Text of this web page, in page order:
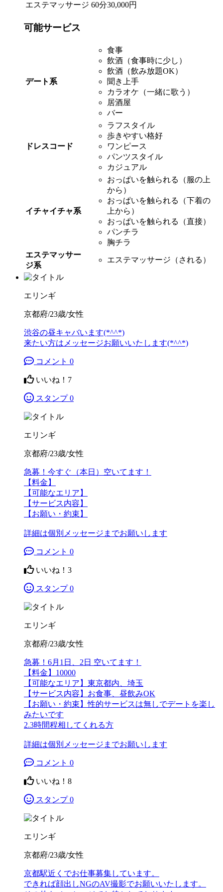
エステマッサージ 60分30,000円
可能サービス
デート系
食事
飲酒（食事時に少し）
飲酒（飲み放題OK）
聞き上手
カラオケ（一緒に歌う）
居酒屋
バー
ドレスコード
ラフスタイル
歩きやすい格好
ワンピース
パンツスタイル
カジュアル
イチャイチャ系
おっぱいを触られる（服の上
から）
おっぱいを触られる（下着の
上から）
おっぱいを触られる（直接）
パンチラ
胸チラ
エステマッサー
ジ系
エステマッサージ（される）
エリンギ
京都府/23歳/女性
渋谷の昼キャバいます(*^^*)
来たい方はメッセージお願いいたします(*^^*)
コメント 0
いいね！ 7
スタンプ 0
エリンギ
京都府/23歳/女性
急募！今すぐ（本日）空いてます！
【料金】
【可能なエリア】
【サービス内容】
【お願い・約束】
詳細は個別メッセージまでお願いします
コメント 0
いいね！ 3
スタンプ 0
エリンギ
京都府/23歳/女性
急募！6月1日、2日 空いてます！
【料金】10000
【可能なエリア】東京都内、埼玉
【サービス内容】お食事、昼飲みOK
【お願い・約束】性的サービスは無しでデートを楽し
みたいです
2.3時間程相してくれる方
詳細は個別メッセージまでお願いします
コメント 0
いいね！ 8
スタンプ 0
エリンギ
京都府/23歳/女性
京都駅近くでお仕事募集しています。
できれば顔出しNGのAV撮影でお願いいたします。